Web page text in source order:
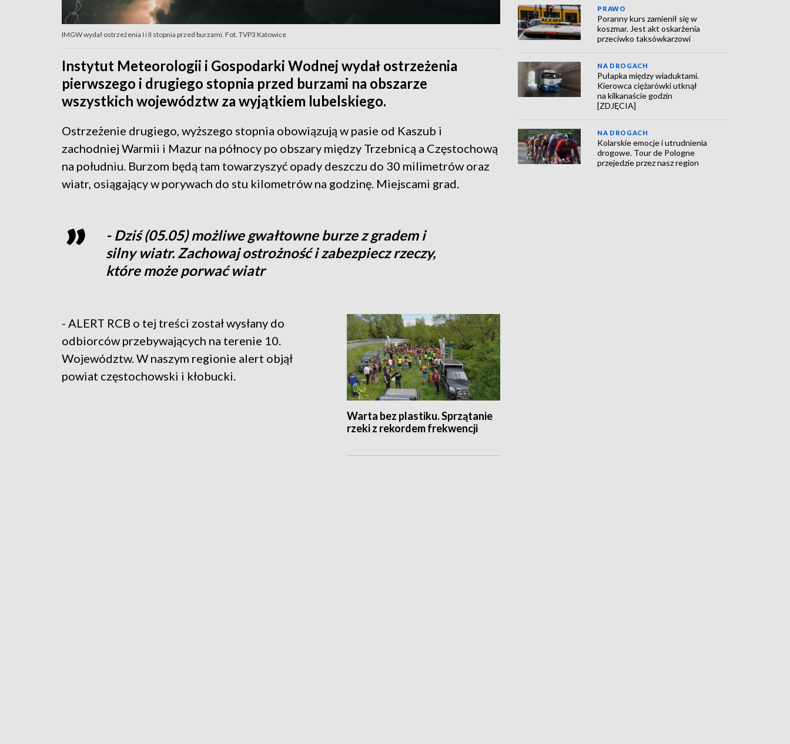
IMGW wydał ostrzeżenia I i II stopnia przed burzami. Fot. TVP3 Katowice
Instytut Meteorologii i Gospodarki Wodnej wydał ostrzeżenia
pierwszego i drugiego stopnia przed burzami na obszarze
wszystkich województw za wyjątkiem lubelskiego.
Ostrzeżenie drugiego, wyższego stopnia obowiązują w pasie od Kaszub i
zachodniej Warmii i Mazur na północy po obszary między Trzebnicą a Częstochową
na południu. Burzom będą tam towarzyszyć opady deszczu do 30 milimetrów oraz
wiatr, osiągający w porywach do stu kilometrów na godzinę. Miejscami grad.
- Dziś (05.05) możliwe gwałtowne burze z gradem i
silny wiatr. Zachowaj ostrożność i zabezpiecz rzeczy,
które może porwać wiatr
Warta bez plastiku. Sprzątanie
rzeki z rekordem frekwencji
- ALERT RCB o tej treści został wysłany do
odbiorców przebywających na terenie 10.
Województw. W naszym regionie alert objął
powiat częstochowski i kłobucki.
PRAWO
Poranny kurs zamienił się w
koszmar. Jest akt oskarżenia
przeciwko taksówkarzowi
NA DROGACH
Pułapka między wiaduktami.
Kierowca ciężarówki utknął
na kilkanaście godzin
[ZDJĘCIA]
NA DROGACH
Kolarskie emocje i utrudnienia
drogowe. Tour de Pologne
przejedzie przez nasz region